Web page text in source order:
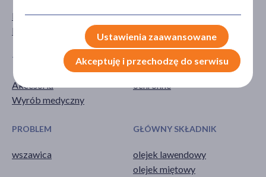
Mężczyzna
Kobieta
dla dzieci
TYP PRODUKTU
Akcesoria
Wyrób medyczny
DZIAŁANIE/WŁAŚCIWOŚCI
PROBLEM
wszawica
GŁÓWNY SKŁADNIK
olejek lawendowy
olejek miętowy
Ustawienia zaawansowane
Akceptuję i przechodzę do serwisu